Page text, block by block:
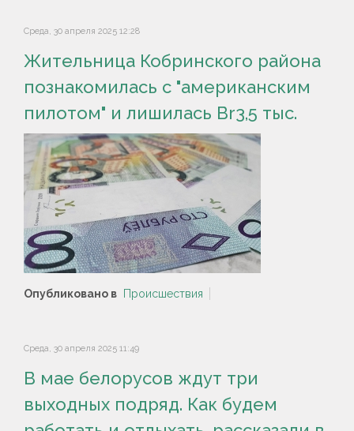
Среда, 30 апреля 2025 12:28
Жительница Кобринского района
познакомилась с "американским
пилотом" и лишилась Br3,5 тыс.
Опубликовано в Происшествия
Среда, 30 апреля 2025 11:49
В мае белорусов ждут три
выходных подряд. Как будем